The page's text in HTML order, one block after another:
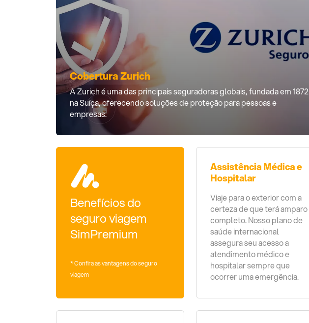
Cobertura Zurich
A Zurich é uma das principais seguradoras globais, fundada em 1872
na Suíça, oferecendo soluções de proteção para pessoas e
empresas.
Benefícios do
seguro viagem
SimPremium
* Confira as vantagens do seguro
viagem
Assistência Médica e
Hospitalar
Viaje para o exterior com a
certeza de que terá amparo
completo. Nosso plano de
saúde internacional
assegura seu acesso a
atendimento médico e
hospitalar sempre que
ocorrer uma emergência.